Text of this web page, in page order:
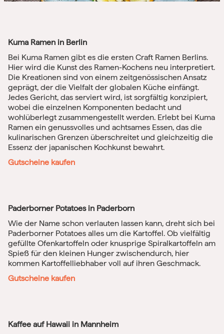
Kuma Ramen in Berlin
Bei Kuma Ramen gibt es die ersten Craft Ramen Berlins.
Hier wird die Kunst des Ramen-Kochens neu interpretiert.
Die Kreationen sind von einem zeitgenössischen Ansatz
geprägt, der die Vielfalt der globalen Küche einfängt.
Jedes Gericht, das serviert wird, ist sorgfältig konzipiert,
wobei die einzelnen Komponenten bedacht und
wohlüberlegt zusammengestellt werden. Erlebt bei Kuma
Ramen ein genussvolles und achtsames Essen, das die
kulinarischen Grenzen überschreitet und gleichzeitig die
Essenz der japanischen Kochkunst bewahrt.
Gutscheine kaufen
Paderborner Potatoes in Paderborn
Wie der Name schon verlauten lassen kann, dreht sich bei
Paderborner Potatoes alles um die Kartoffel. Ob vielfältig
gefüllte Ofenkartoffeln oder knusprige Spiralkartoffeln am
Spieß für den kleinen Hunger zwischendurch, hier
kommen Kartoffelliebhaber voll auf ihren Geschmack.
Gutscheine kaufen
Kaffee auf Hawaii in Mannheim